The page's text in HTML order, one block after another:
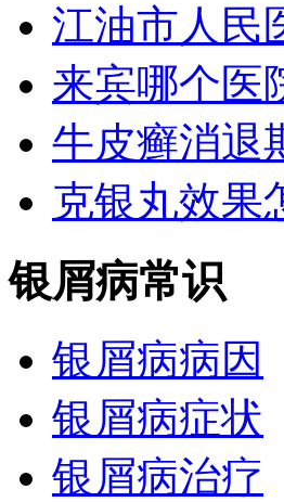
江油市人民
来宾哪个医
牛皮癣消退
克银丸效果
银屑病常识
银屑病病因
银屑病症状
银屑病治疗